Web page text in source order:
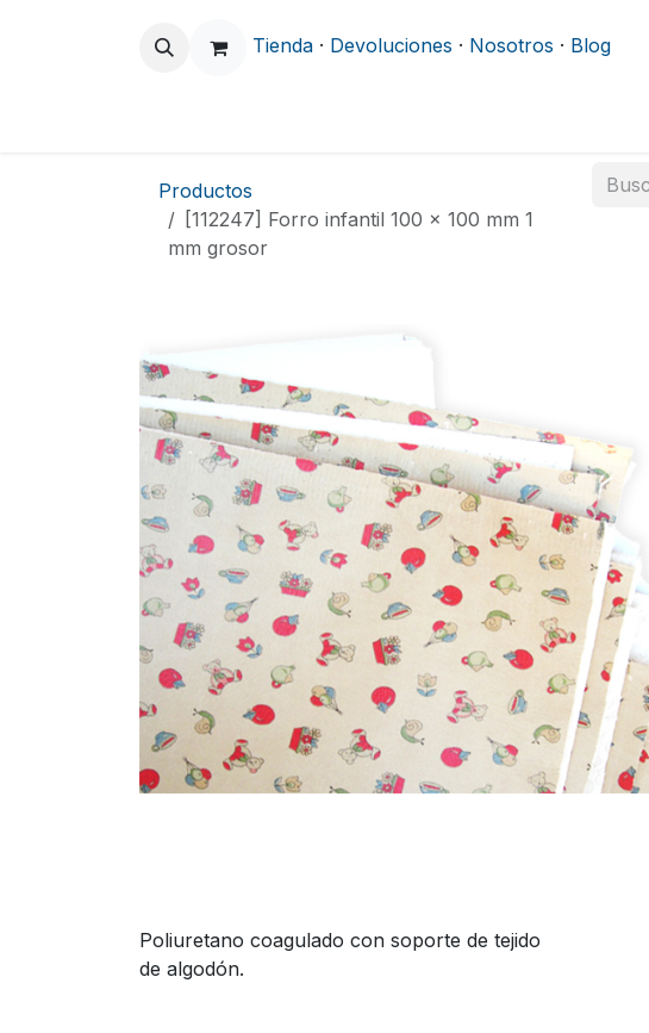
Tienda · Devoluciones · Nosotros · Blog
Productos
[112247] Forro infantil 100 x 100 mm 1
mm grosor
Poliuretano coagulado con soporte de tejido
de algodón.